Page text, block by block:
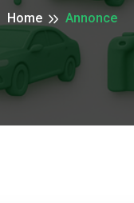
Home Annonce